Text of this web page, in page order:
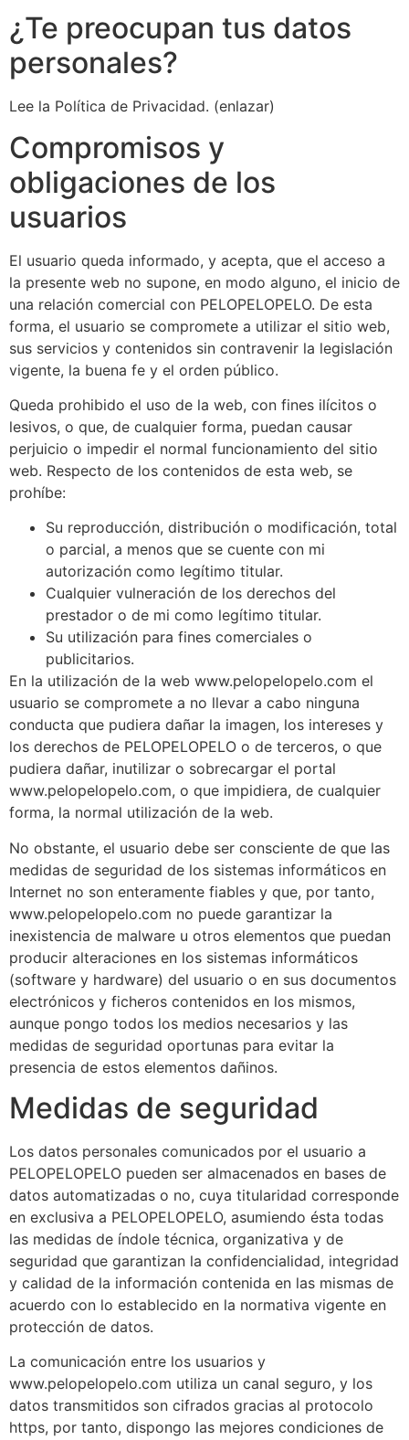
¿Te preocupan tus datos
personales?
Lee la Política de Privacidad. (enlazar)
Compromisos y
obligaciones de los
usuarios
El usuario queda informado, y acepta, que el acceso a
la presente web no supone, en modo alguno, el inicio de
una relación comercial con PELOPELOPELO. De esta
forma, el usuario se compromete a utilizar el sitio web,
sus servicios y contenidos sin contravenir la legislación
vigente, la buena fe y el orden público.
Queda prohibido el uso de la web, con fines ilícitos o
lesivos, o que, de cualquier forma, puedan causar
perjuicio o impedir el normal funcionamiento del sitio
web. Respecto de los contenidos de esta web, se
prohíbe:
Su reproducción, distribución o modificación, total
o parcial, a menos que se cuente con mi
autorización como legítimo titular.
Cualquier vulneración de los derechos del
prestador o de mi como legítimo titular.
Su utilización para fines comerciales o
publicitarios.
En la utilización de la web www.pelopelopelo.com el
usuario se compromete a no llevar a cabo ninguna
conducta que pudiera dañar la imagen, los intereses y
los derechos de PELOPELOPELO o de terceros, o que
pudiera dañar, inutilizar o sobrecargar el portal
www.pelopelopelo.com, o que impidiera, de cualquier
forma, la normal utilización de la web.
No obstante, el usuario debe ser consciente de que las
medidas de seguridad de los sistemas informáticos en
Internet no son enteramente fiables y que, por tanto,
www.pelopelopelo.com no puede garantizar la
inexistencia de malware u otros elementos que puedan
producir alteraciones en los sistemas informáticos
(software y hardware) del usuario o en sus documentos
electrónicos y ficheros contenidos en los mismos,
aunque pongo todos los medios necesarios y las
medidas de seguridad oportunas para evitar la
presencia de estos elementos dañinos.
Medidas de seguridad
Los datos personales comunicados por el usuario a
PELOPELOPELO pueden ser almacenados en bases de
datos automatizadas o no, cuya titularidad corresponde
en exclusiva a PELOPELOPELO, asumiendo ésta todas
las medidas de índole técnica, organizativa y de
seguridad que garantizan la confidencialidad, integridad
y calidad de la información contenida en las mismas de
acuerdo con lo establecido en la normativa vigente en
protección de datos.
La comunicación entre los usuarios y
www.pelopelopelo.com utiliza un canal seguro, y los
datos transmitidos son cifrados gracias al protocolo
https, por tanto, dispongo las mejores condiciones de